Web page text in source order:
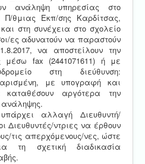
ανάληψη υπηρεσίας στο
θμιας Εκπ/σης Καρδίτσας,
στη συνέχεια στο σχολείο
ες αδυνατούν να παραστούν
να αποστείλουν την
fax (2441071611) ή με
στη διεύθυνση:
με υπογραφή και
αργότερα την
αλλαγή Διευθυντή/
Διευθυντές/ντριες να έρθουν
τις απερχόμενους/νες, ώστε
τη σχετική διαδικασία